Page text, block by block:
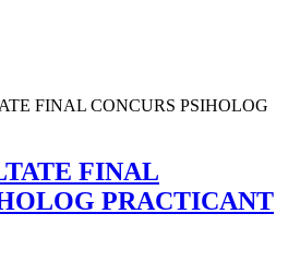
FINAL CONCURS PSIHOLOG
FINAL
PRACTICANT